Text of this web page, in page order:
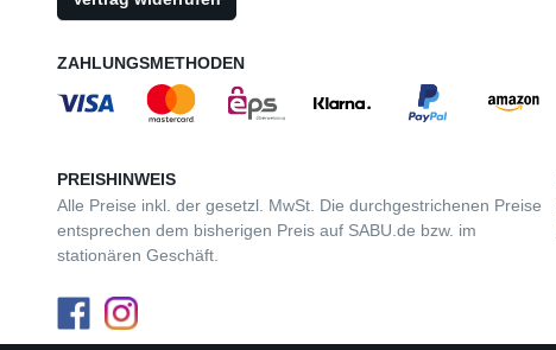
ZAHLUNGSMETHODEN
PREISHINWEIS
Alle Preise inkl. der gesetzl. MwSt. Die durchgestrichenen Preise
entsprechen dem bisherigen Preis auf SABU.de bzw. im
stationären Geschäft.